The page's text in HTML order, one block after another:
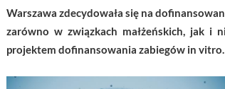
Warszawa zdecydowała się na
zarówno w związkach małżeńskich, jak i
projektem dofinansowania zabiegów in vitro.